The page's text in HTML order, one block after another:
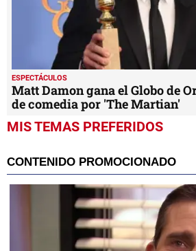
ESPECTÁCULOS
Matt Damon gana el Globo de
de comedia por 'The Martian'
MIS TEMAS PREFERIDOS